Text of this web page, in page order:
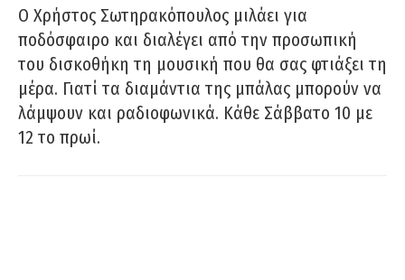
Ο Χρήστος Σωτηρακόπουλος μιλάει για
ποδόσφαιρο και διαλέγει από την προσωπική
του δισκοθήκη τη μουσική που θα σας φτιάξει τη
μέρα. Γιατί τα διαμάντια της μπάλας μπορούν να
λάμψουν και ραδιοφωνικά. Κάθε Σάββατο 10 με
12 το πρωί.